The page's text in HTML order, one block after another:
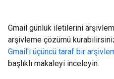
Gmail günlük iletilerini
arşivleme çözümü
Gmail'i üçüncü taraf bir
başlıklı makaleyi inceleyin.